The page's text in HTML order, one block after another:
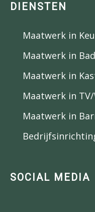
DIENSTEN
Maatwerk in
Maatwerk in
Maatwerk in
Maatwerk in
Maatwerk in
SOCIAL MEDIA